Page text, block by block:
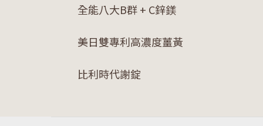
全能八大B群 + C鋅鎂
美日雙專利高濃度薑黃
比利時代謝錠